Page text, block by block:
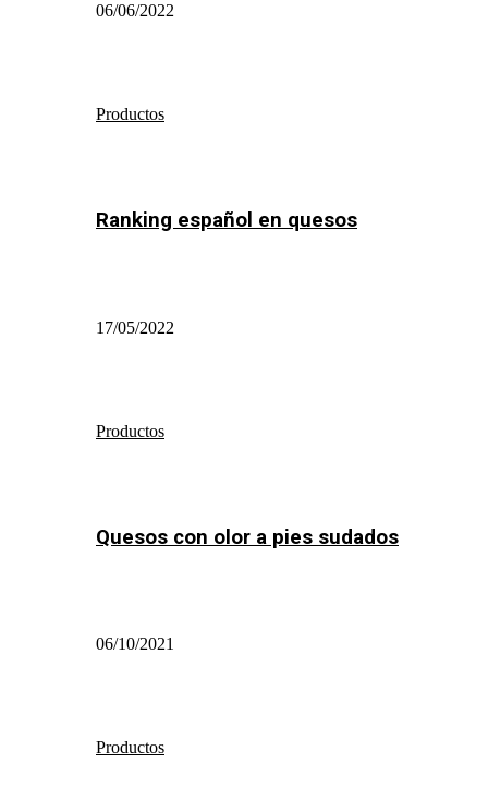
06/06/2022
Productos
Ranking español en quesos
17/05/2022
Productos
Quesos con olor a pies sudados
06/10/2021
Productos